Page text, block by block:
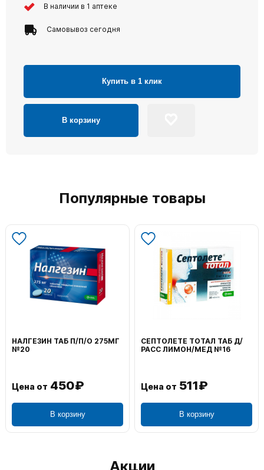
В наличии в 1 аптеке
Самовывоз сегодня
Купить в 1 клик
В корзину
Популярные товары
ВОЛЬТАРЕН ЭМУЛЬГЕЛЬ
НАРУЖ 2% 100Г
Цена от 1 195₽
В корзину
ФЕНИСТИЛ ГЕЛЬ НАРУЖ
0,1% 50Г
Цена от 804₽
В корзину
Акции